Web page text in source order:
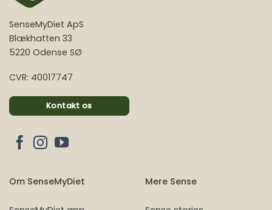
SenseMyDiet ApS
Blækhatten 33
5220 Odense SØ
CVR: 40017747
Kontakt os
Om SenseMyDiet Mere Sense